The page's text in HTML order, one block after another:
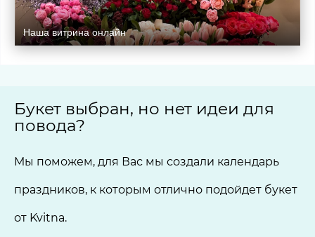
Наша витрина онлайн
Букет выбран, но нет идеи для
повода?
Мы поможем, для Вас мы создали календарь
праздников, к которым отлично подойдет букет
от Kvitna.